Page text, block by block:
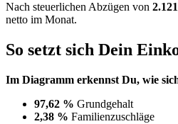
Nach steuerlichen Abzügen von
netto im Monat.
So setzt sich Dein
Im Diagramm erkennst Du, wie
97,62 % Grundgehalt
2,38 % Familienzuschläge